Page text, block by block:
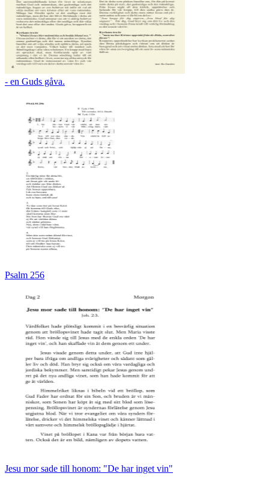
- en Guds gåva.
Psalm 256
Jesu mor sade till honom: "De har inget vin"